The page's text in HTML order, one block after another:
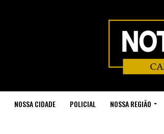
NOSSA CIDADE POLICIAL NOSSA REGIÃO